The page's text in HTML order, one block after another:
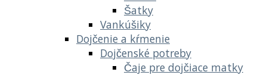
Šatky
Vankúšiky
Dojčenie a kŕmenie
Dojčenské potreby
Čaje pre dojčiace matky